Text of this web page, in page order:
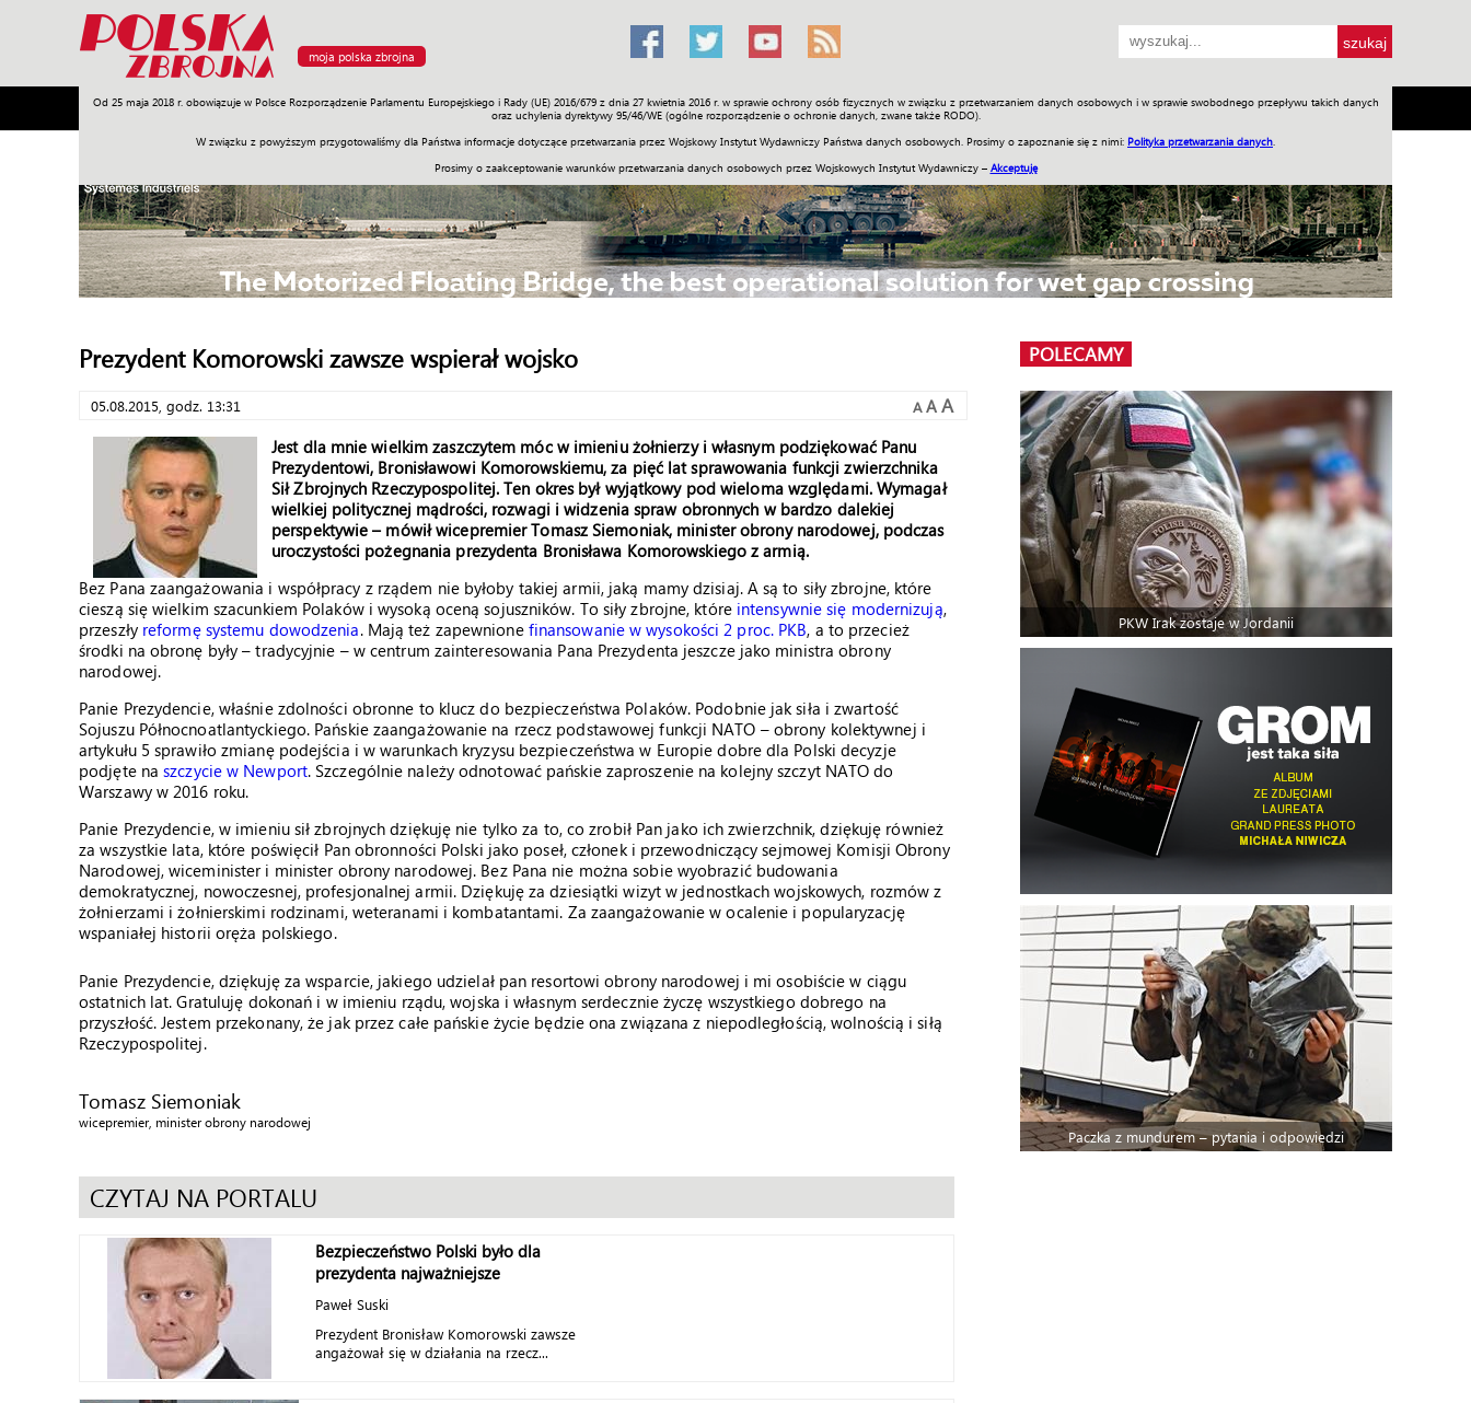
moja polska zbrojna
Od 25 maja 2018 r. obowiązuje w Polsce Rozporządzenie Parlamentu Europejskiego i Rady (UE) 2016/679 z dnia 27 kwietnia 2016 r. w sprawie ochrony osób fizycznych w związku z przetwarzaniem danych osobowych i w sprawie swobodnego przepływu takich danych
oraz uchylenia dyrektywy 95/46/WE (ogólne rozporządzenie o ochronie danych, zwane także RODO).
W związku z powyższym przygotowaliśmy dla Państwa informacje dotyczące przetwarzania przez Wojskowy Instytut Wydawniczy Państwa danych osobowych. Prosimy o zapoznanie się z nimi: Polityka przetwarzania danych
Prosimy o zaakceptowanie warunków przetwarzania danych osobowych przez Wojskowych Instytut Wydawniczy – Akceptuję
Armia Poligon Sprzęt Misje Polityka Prawo Świat Społeczność Sport Historia Galerie Wideo ENGLISH SKLEP Jednodniówki Praca w WIW
Prezydent Komorowski zawsze wspierał wojsko
05.08.2015, godz. 13:31 A A A
Jest dla mnie wielkim zaszczytem móc w imieniu żołnierzy i własnym podziękować Panu
Prezydentowi, Bronisławowi Komorowskiemu, za pięć lat sprawowania funkcji zwierzchnika
Sił Zbrojnych Rzeczypospolitej. Ten okres był wyjątkowy pod wieloma względami. Wymagał
wielkiej politycznej mądrości, rozwagi i widzenia spraw obronnych w bardzo dalekiej
perspektywie – mówił wicepremier Tomasz Siemoniak, minister obrony narodowej, podczas
uroczystości pożegnania prezydenta Bronisława Komorowskiego z armią.
Bez Pana zaangażowania i współpracy z rządem nie byłoby takiej armii, jaką mamy dzisiaj. A są to siły zbrojne, które
cieszą się wielkim szacunkiem Polaków i wysoką oceną sojuszników. To siły zbrojne, które intensywnie się modernizują,
przeszły reformę systemu dowodzenia. Mają też zapewnione finansowanie w wysokości 2 proc. PKB, a to przecież
środki na obronę były – tradycyjnie – w centrum zainteresowania Pana Prezydenta jeszcze jako ministra obrony
narodowej.
Panie Prezydencie, właśnie zdolności obronne to klucz do bezpieczeństwa Polaków. Podobnie jak siła i zwartość
Sojuszu Północnoatlantyckiego. Pańskie zaangażowanie na rzecz podstawowej funkcji NATO – obrony kolektywnej i
artykułu 5 sprawiło zmianę podejścia i w warunkach kryzysu bezpieczeństwa w Europie dobre dla Polski decyzje
podjęte naszczycie w Newport. Szczególnie należy odnotować pańskie zaproszenie na kolejny szczyt NATO do
Warszawy w 2016 roku.
Panie Prezydencie, w imieniu sił zbrojnych dziękuję nie tylko za to, co zrobił Pan jako ich zwierzchnik, dziękuję również
za wszystkie lata, które poświęcił Pan obronności Polski jako poseł, członek i przewodniczący sejmowej Komisji Obrony
Narodowej, wiceminister i minister obrony narodowej. Bez Pana nie można sobie wyobrazić budowania
demokratycznej, nowoczesnej, profesjonalnej armii. Dziękuję za dziesiątki wizyt w jednostkach wojskowych, rozmów z
żołnierzami i żołnierskimi rodzinami, weteranami i kombatantami. Za zaangażowanie w ocalenie i popularyzację
wspaniałej historii oręża polskiego.
Panie Prezydencie, dziękuję za wsparcie, jakiego udzielał pan resortowi obrony narodowej i mi osobiście w ciągu
ostatnich lat. Gratuluję dokonań i w imieniu rządu, wojska i własnym serdecznie życzę wszystkiego dobrego na
przyszłość. Jestem przekonany, że jak przez całe pańskie życie będzie ona związana z niepodległością, wolnością i siłą
Rzeczypospolitej.
Tomasz Siemoniak
wicepremier, minister obrony narodowej
CZYTAJ NA PORTALU
Bezpieczeństwo Polski było dla
prezydenta najważniejsze
Paweł Suski
Prezydent Bronisław Komorowski zawsze
angażował się w działania na rzecz...
POLECAMY
PKW Irak zostaje w Jordanii
Paczka z mundurem – pytania i odpowiedzi